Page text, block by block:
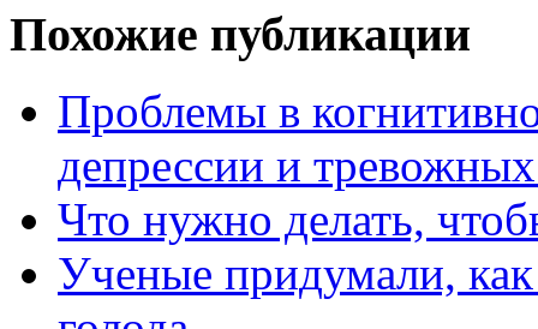
Похожие публикации
Проблемы в
депрессии и
Что нужно делать,
Ученые придумали, как